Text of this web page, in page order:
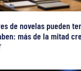
de novelas pueden
más de la mitad